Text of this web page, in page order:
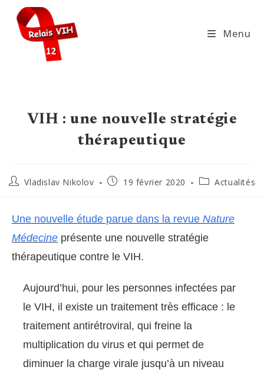
content
Menu
VIH : une nouvelle stratégie
thérapeutique
Auteur/autrice
publication :
Vladislav Nikolov
Publication
19 février 2020
PostActualités
Une nouvelle étude parue dans la revue Nature
Médecine présente une nouvelle stratégie
thérapeutique contre le VIH.
Aujourd’hui, pour les personnes infectées par
le VIH, il existe un traitement très efficace : le
traitement antirétroviral, qui freine la
multiplication du virus et qui permet de
diminuer la charge virale jusqu’à un niveau